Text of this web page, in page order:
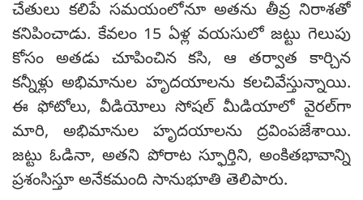
చేతులు కలిపే సమయంలోనూ అతను తీవ్ర నిరాశతో
కనిపించాడు. కేవలం 15 ఏళ్ల వయసులో జట్టు గెలుపు
కోసం అతడు చూపించిన కసి, ఆ తర్వాత కార్చిన
కన్నీళ్లు అభిమానుల హృదయాలను కలచివేస్తున్నాయి.
ఈ ఫోటోలు, వీడియోలు సోషల్ మీడియాలో వైరల్‌గా
మారి, అభిమానుల హృదయాలను ద్రవింపజేశాయి.
జట్టు ఓడినా, అతని పోరాట స్ఫూర్తిని, అంకితభావాన్ని
ప్రశంసిస్తూ అనేకమంది సానుభూతి తెలిపారు.